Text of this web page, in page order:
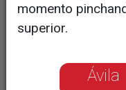
momento
superior.
Ávila